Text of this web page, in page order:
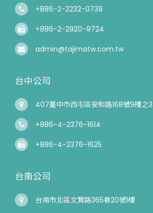
+886-2-2232-0739
+886-2-2920-9724
admin@tajimatw.com.tw
台中公司
407臺中市西屯區安和路168號9樓之3
+886-4-2376-1614
+886-4-2376-1625
台南公司
台南市北區文賢路365巷20號1樓